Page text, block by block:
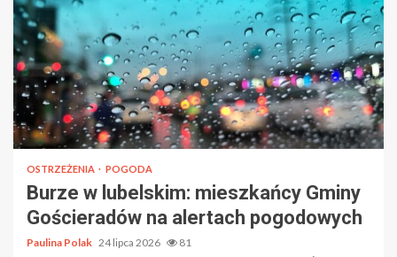
OSTRZEŻENIA POGODA
Burze w lubelskim: mieszkańcy Gminy
Gościeradów na alertach pogodowych
Paulina Polak 24 lipca 2026 81